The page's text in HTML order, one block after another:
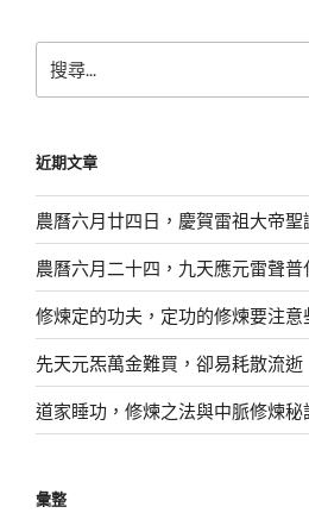
尋
字:
近期文章
農曆六月廿四日，慶賀雷祖大帝聖
農曆六月二十四，九天應元雷聲
修煉定的功夫，定功的修煉要注意
先天元炁萬金難買，卻易耗散流逝
道家睡功，修煉之法與中脈修煉秘
彙整